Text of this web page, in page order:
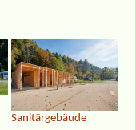
Sanitärgebäude